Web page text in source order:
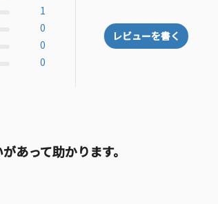
1
0
0
0
レビューを書く
あって助かります。